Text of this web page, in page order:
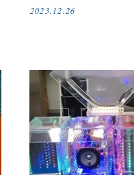
2023.12.26